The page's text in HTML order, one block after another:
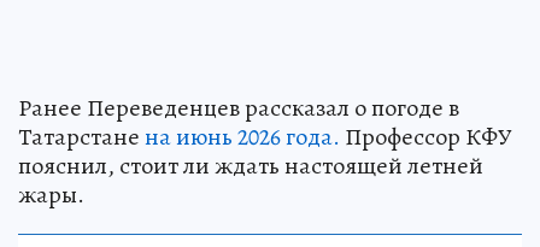
Ранее Переведенцев рассказал о погоде в
Татарстанена июнь 2026 года. Профессор КФУ
пояснил, стоит ли ждать настоящей летней
жары.